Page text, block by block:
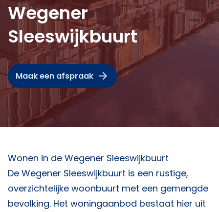
Wegener
Sleeswijkbuurt
Maak een afspraak
Wonen in de Wegener Sleeswijkbuurt
De Wegener Sleeswijkbuurt is een rustige,
overzichtelijke woonbuurt met een gemengde
bevolking. Het woningaanbod bestaat hier uit